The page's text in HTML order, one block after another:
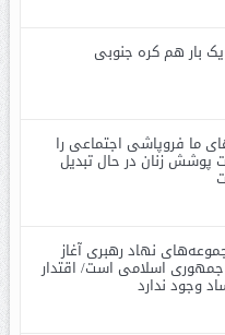
بار هم کره جنوبی
ما فروپاشی اجتماعی را
زنان در حال تبدیل
نهاد رهبری آغاز
اسلامی است/ اقتدار
وجود ندارد